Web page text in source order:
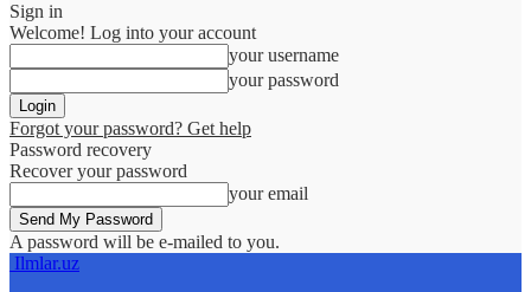
Sign in
Welcome! Log into your account
your username
your password
Forgot your password? Get help
Password recovery
Recover your password
your email
A password will be e-mailed to you.
Ilmlar.uz